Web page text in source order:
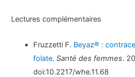
Lectures complémentaires
Fruzzetti F. Beyaz® :
folate.Santé des femmes.
doi:10.2217/whe.11.68